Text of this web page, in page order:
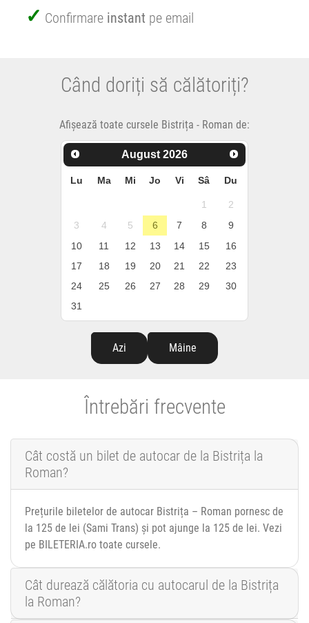
Confirmare instant pe email
Când doriți să călătoriți?
Afișează toate cursele Bistrița - Roman de:
August 2026
Lu Ma Mi Jo Vi Sâ Du
1
2
3
4 5 6 7 8
9
10
11 12 13 14 15
16
17
18 19 20 21 22
23
24
25 26 27 28 29
30
31
Azi Mâine
Întrebări frecvente
Cât costă un bilet de autocar de la Bistrița la
Roman?
Prețurile biletelor de autocar Bistrița – Roman pornesc de
la 125 de lei (Sami Trans) și pot ajunge la 125 de lei. Vezi
pe BILETERIA.ro toate cursele.
Cât durează călătoria cu autocarul de la Bistrița
la Roman?